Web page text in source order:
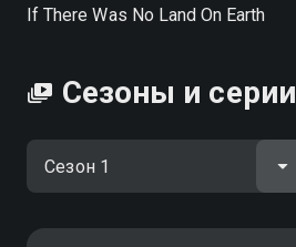
If There Was No Land On Earth
Сезоны и серии